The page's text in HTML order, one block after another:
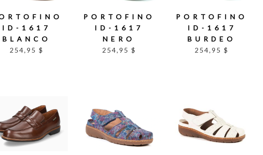
ID-1617
BLANCO
254,95 $
PORTOFINO
ID-1617
NERO
254,95 $
PORTOFINO
ID-1617
BURDEO
254,95 $